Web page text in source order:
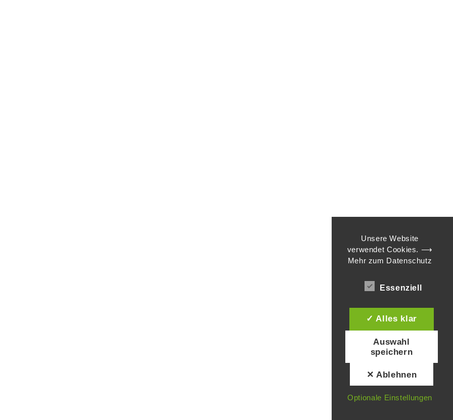
Unsere Website
verwendet Cookies. ⟶
Mehr zum Datenschutz
Essenziell
✓ Alles klar
Auswahl
speichern
✕ Ablehnen
Optionale Einstellungen